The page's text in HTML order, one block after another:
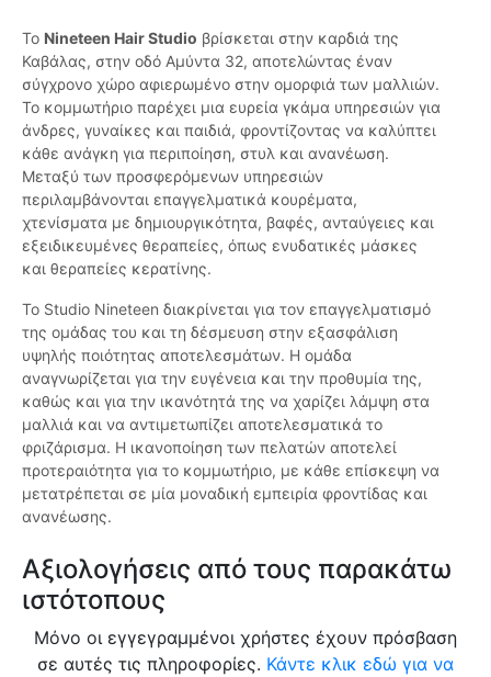
Το Nineteen Hair Studio βρίσκεται στην καρδιά της
Καβάλας, στην οδό Αμύντα 32, αποτελώντας έναν
σύγχρονο χώρο αφιερωμένο στην ομορφιά των μαλλιών.
Το κομμωτήριο παρέχει μια ευρεία γκάμα υπηρεσιών για
άνδρες, γυναίκες και παιδιά, φροντίζοντας να καλύπτει
κάθε ανάγκη για περιποίηση, στυλ και ανανέωση.
Μεταξύ των προσφερόμενων υπηρεσιών
περιλαμβάνονται επαγγελματικά κουρέματα,
χτενίσματα με δημιουργικότητα, βαφές, ανταύγειες και
εξειδικευμένες θεραπείες, όπως ενυδατικές μάσκες
και θεραπείες κερατίνης.
Το Studio Nineteen διακρίνεται για τον επαγγελματισμό
της ομάδας του και τη δέσμευση στην εξασφάλιση
υψηλής ποιότητας αποτελεσμάτων. Η ομάδα
αναγνωρίζεται για την ευγένεια και την προθυμία της,
καθώς και για την ικανότητά της να χαρίζει λάμψη στα
μαλλιά και να αντιμετωπίζει αποτελεσματικά το
φριζάρισμα. Η ικανοποίηση των πελατών αποτελεί
προτεραιότητα για το κομμωτήριο, με κάθε επίσκεψη να
μετατρέπεται σε μία μοναδική εμπειρία φροντίδας και
ανανέωσης.
Αξιολογήσεις από τους παρακάτω
ιστότοπους
Μόνο οι εγγεγραμμένοι χρήστες έχουν πρόσβαση
σε αυτές τις πληροφορίες. Κάντε κλικ εδώ για να